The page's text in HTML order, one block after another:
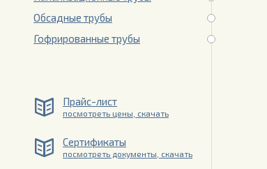
Обсадные трубы
Гофрированные трубы
Прайс-лист
посмотреть цены, скачать
Сертификаты
посмотреть документы, скачать